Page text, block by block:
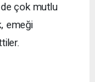
çok mutlu
emeği